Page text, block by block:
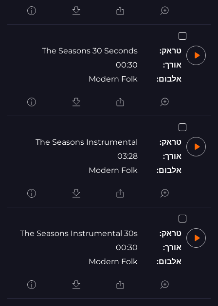
טראק:
The Seasons 30 Seconds
אורך:
00:30
אלבום:
Modern Folk
טראק:
The Seasons Instrumental
אורך:
03:28
אלבום:
Modern Folk
טראק:
The Seasons Instrumental 30s
אורך:
00:30
אלבום:
Modern Folk